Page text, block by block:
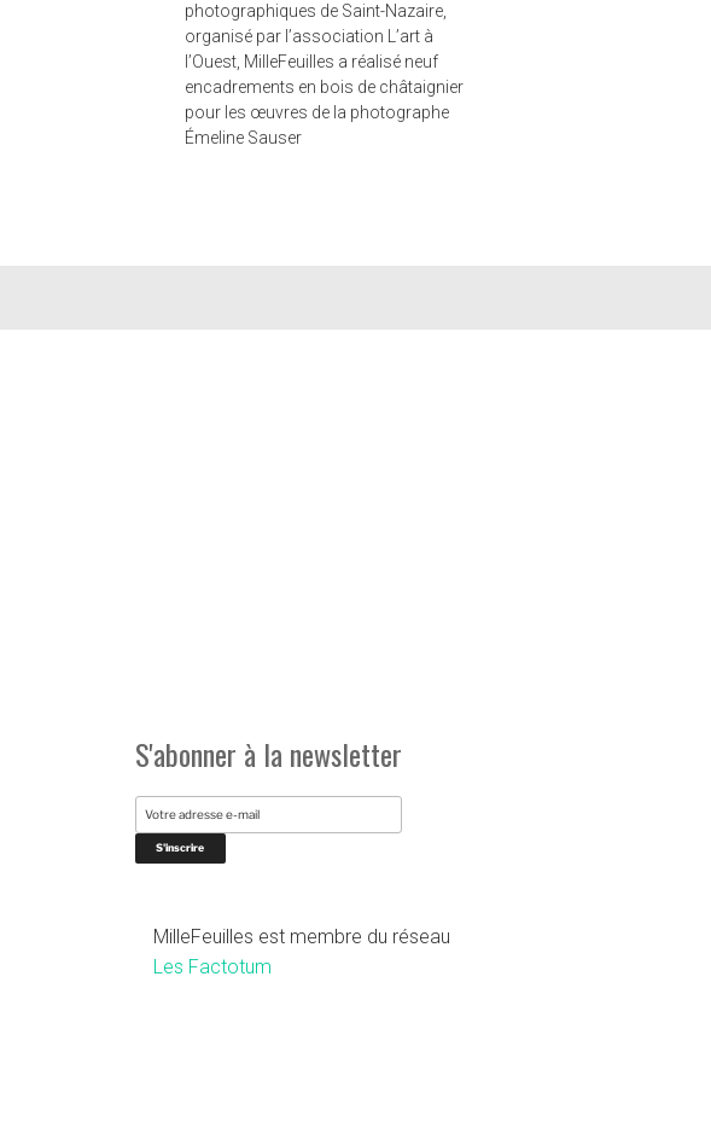
photographiques de Saint-Nazaire,
organisé par l’association L’art à
l’Ouest, MilleFeuilles a réalisé neuf
encadrements en bois de châtaignier
pour les œuvres de la photographe
Émeline Sauser
S'abonner à la newsletter
MilleFeuilles est membre du réseau
Les Factotum